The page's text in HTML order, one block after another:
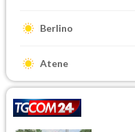
Berlino
Atene